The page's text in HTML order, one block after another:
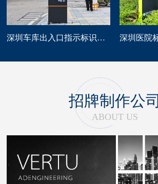
深圳车库出入口指示标识牌制作
招牌制作公司
ABOUT US